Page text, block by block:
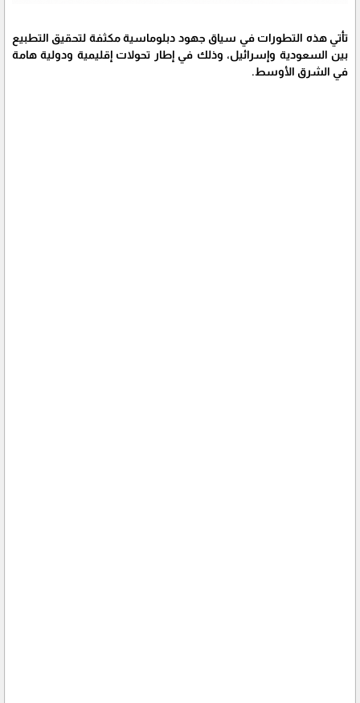
تأتي هذه التطورات في سياق جهود دبلوماسية مكثفة لتحقيق التطبيع
بين السعودية وإسرائيل، وذلك في إطار تحولات إقليمية ودولية هامة
في الشرق الأوسط.